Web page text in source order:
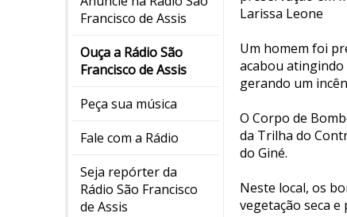
Francisco de Assis
Ouça a Rádio São
Francisco de Assis
Peça sua música
Fale com a Rádio
Seja repórter da
Rádio São Francisco
de Assis
Larissa Leone
Um homem foi
acabou atingindo
gerando um
O Corpo de
da Trilha do
do Giné.
Neste local, os
vegetação seca